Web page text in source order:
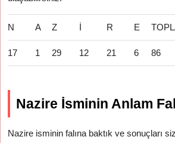
N A Z İ R E
17 1 29 12 21 6 86
Nazire İsminin Anlam
Nazire isminin falına baktık ve sonuçları